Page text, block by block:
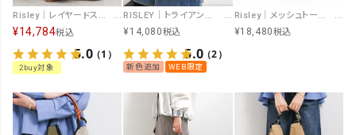
Risley｜レイヤードスカート [[R2601-LSK912]][F]
¥14,784税込
5.0（1）
2buy対象
RISLEY｜トライアングルミニフリルBAG [[R2501-TFB37]][F]
¥14,080税込
5.0（2）
新色追加 WEB限定
Risley｜メッシュトートBAG [[R2601-MWP48]][F]
¥18,480税込